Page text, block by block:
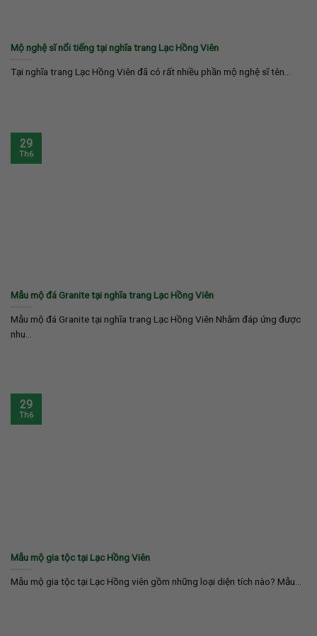
Mộ nghệ sĩ nổi tiếng tại nghĩa trang Lạc Hồng Viên
Tại nghĩa trang Lạc Hồng Viên đã có rất nhiều phần mộ nghệ sĩ tên...
Mẫu mộ đá Granite tại nghĩa trang Lạc Hồng Viên
Mẫu mộ đá Granite tại nghĩa trang Lạc Hồng Viên Nhằm đáp ứng được
nhu...
29
Th6
Mẫu mộ gia tộc tại Lạc Hồng Viên
Mẫu mộ gia tộc tại Lạc Hồng viên gồm những loại diện tích nào? Mẫu...
29
Th6